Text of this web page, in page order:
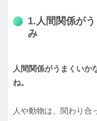
1.人間関係が
み
人間関係がうまくいか
ね。
人や動物は、関わり合